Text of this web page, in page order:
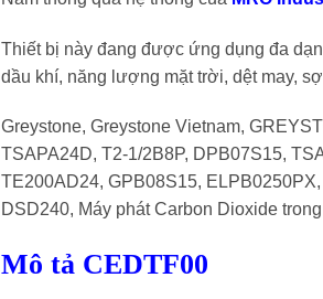
Thiết bị này đang được ứng dụng đa
dầu khí, năng lượng mặt trời, dệt may,
Greystone, Greystone Vietnam,
TSAPA24D, T2-1/2B8P, DPB07S15,
TE200AD24, GPB08S15,
DSD240, Máy phát Carbon Dioxide
Mô tả CEDTF00